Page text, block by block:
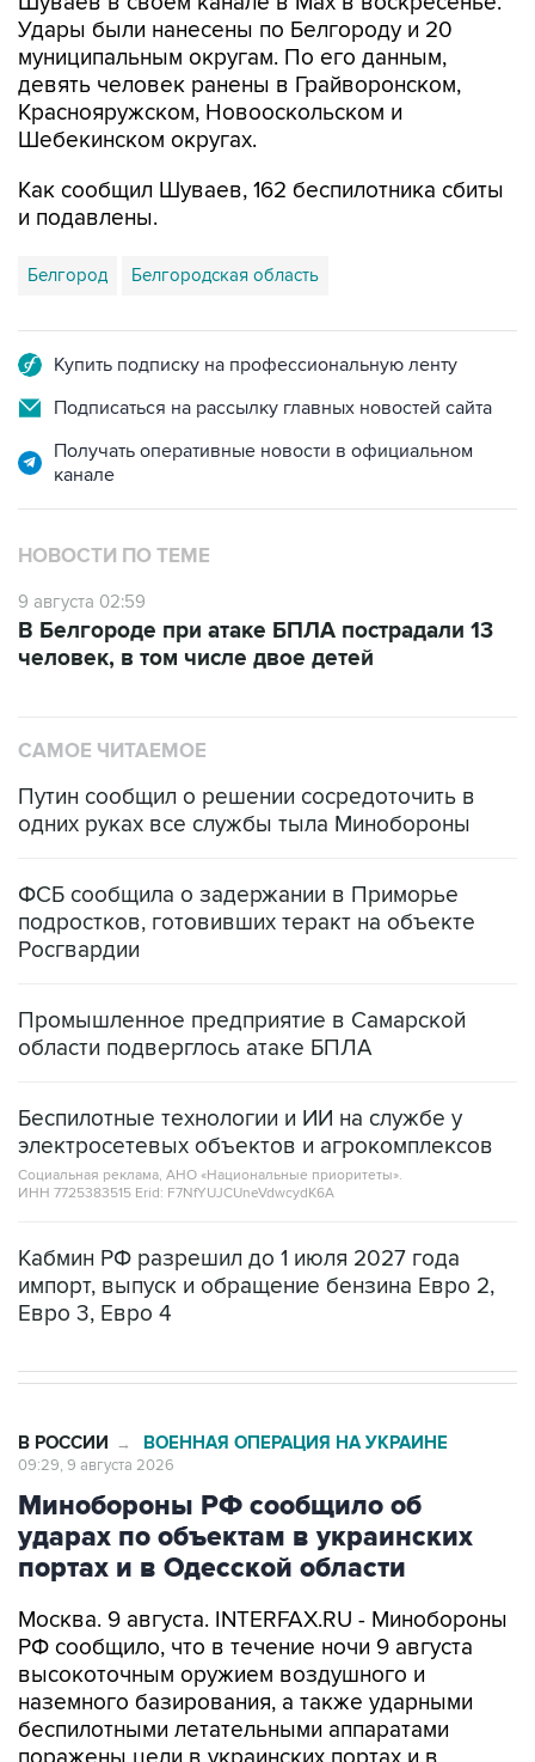
Удары были нанесены по Белгороду и 20
муниципальным округам. По его данным,
девять человек ранены в Грайворонском,
Краснояружском, Новооскольском и
Шебекинском округах.
Как сообщил Шуваев, 162 беспилотника сбиты
и подавлены.
Белгород Белгородская область
Купить подписку на профессиональную ленту
Подписаться на рассылку главных новостей сайта
Получать оперативные новости в официальном
канале
НОВОСТИ ПО ТЕМЕ
9 августа 02:59
В Белгороде при атаке БПЛА пострадали 13
человек, в том числе двое детей
САМОЕ ЧИТАЕМОЕ
Путин сообщил о решении сосредоточить в
одних руках все службы тыла Минобороны
ФСБ сообщила о задержании в Приморье
подростков, готовивших теракт на объекте
Росгвардии
Промышленное предприятие в Самарской
области подверглось атаке БПЛА
Беспилотные технологии и ИИ на службе у
электросетевых объектов и агрокомплексов
Социальная реклама, АНО «Национальные приоритеты».
ИНН 7725383515 Erid: F7NfYUJCUneVdwcydK6A
Кабмин РФ разрешил до 1 июля 2027 года
импорт, выпуск и обращение бензина Евро 2,
Евро 3, Евро 4
В РОССИИ → ВОЕННАЯ ОПЕРАЦИЯ НА УКРАИНЕ
09:29, 9 августа 2026
Минобороны РФ сообщило об
ударах по объектам в украинских
портах и в Одесской области
Москва. 9 августа. INTERFAX.RU - Минобороны
РФ сообщило, что в течение ночи 9 августа
высокоточным оружием воздушного и
наземного базирования, а также ударными
беспилотными летательными аппаратами